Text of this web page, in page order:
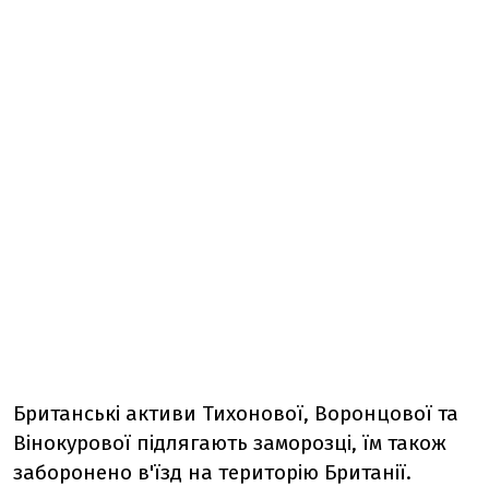
Британські активи Тихонової, Воронцової та
Вінокурової підлягають заморозці, їм також
заборонено в'їзд на територію Британії.